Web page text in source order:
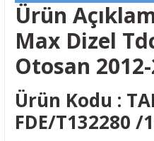
Ürün
Max Dizel
Otosan
Ürün Kodu :
FDE/T132280 /